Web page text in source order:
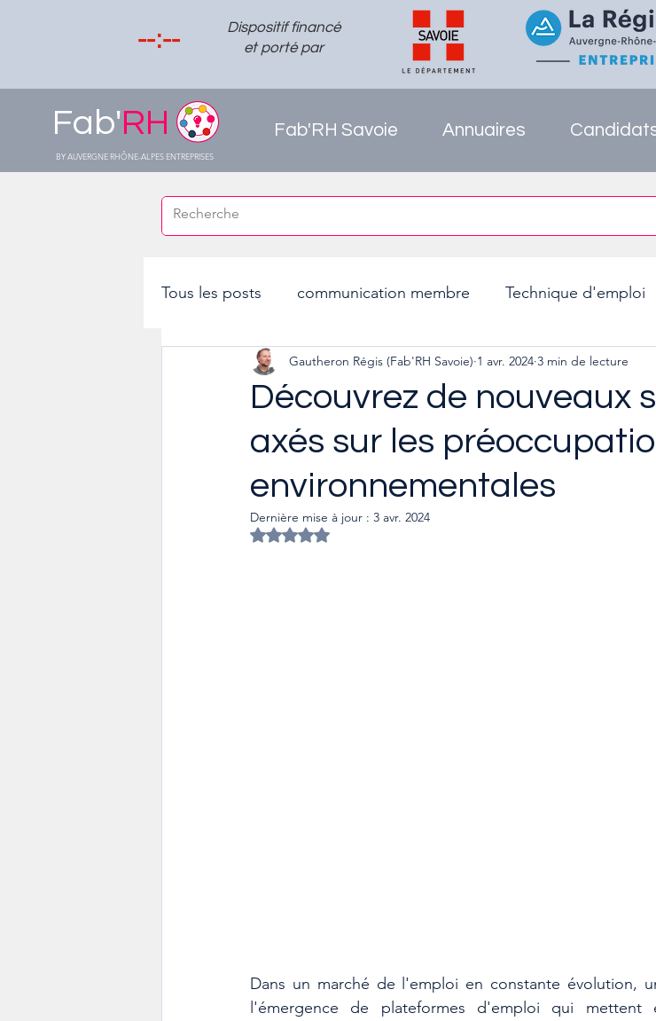
Dispositif financé
et porté par
Fab'RH
BY AUVERGNE RHÔNE-ALPES ENTREPRISES
Fab'RH Savoie Annuaires
Tous les posts communication membre Technique d'emploi
dispositifs emploi insertion innovation RH USIE73
Découvrez de nouveaux
axés sur les
environnementales
Gautheron Régis (Fab'RH Savoie) 1 avr. 2024 3 min de lecture
Dernière mise à jour : 3 avr. 2024
Noté NaN étoiles sur 5.
Dans un marché de l'emploi en constante évolution,
l'émergence de plateformes d'emploi qui